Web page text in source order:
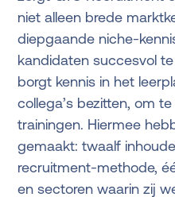
niet alleen brede
diepgaande niche-
kandidaten succesvol
borgt kennis in het
collega’s bezitten, om
trainingen. Hiermee
gemaakt: twaalf
recruitment-methode,
en sectoren waarin zij